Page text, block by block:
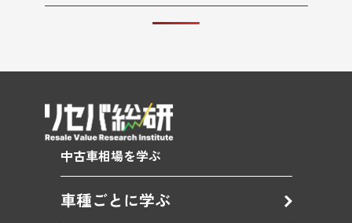
中古車相場を学ぶ
車種ごとに学ぶ